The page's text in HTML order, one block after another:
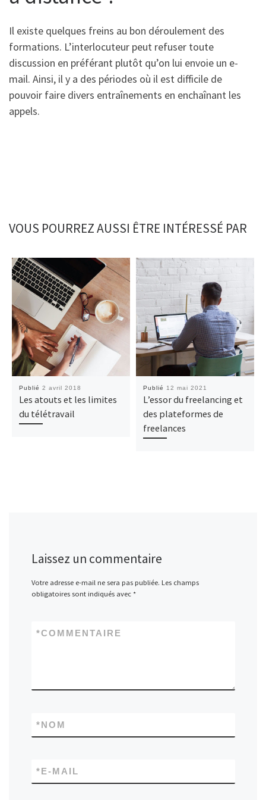
Il existe quelques freins au bon déroulement des
formations. L’interlocuteur peut refuser toute
discussion en préférant plutôt qu’on lui envoie un e-
mail. Ainsi, il y a des périodes où il est difficile de
pouvoir faire divers entraînements en enchaînant les
appels.
VOUS POURREZ AUSSI ÊTRE INTÉRESSÉ PAR
Publié 2 avril 2018
Les atouts et les limites
du télétravail
Publié 12 mai 2021
L’essor du freelancing et
des plateformes de
freelances
Laissez un commentaire
Votre adresse e-mail ne sera pas publiée. Les champs
obligatoires sont indiqués avec *
COMMENTAIRE
*
NOM
*
E-MAIL
*